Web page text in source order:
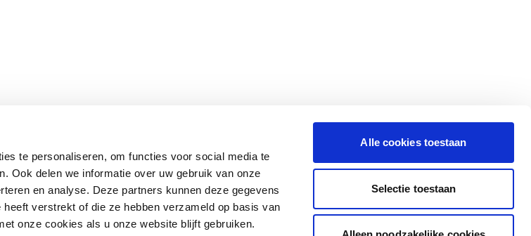
te personaliseren, om functies voor social media te
Ook delen we informatie over uw gebruik van onze
en analyse. Deze partners kunnen deze gegevens
verstrekt of die ze hebben verzameld op basis van
onze cookies als u onze website blijft gebruiken.
Alle cookies toestaan
Selectie toestaan